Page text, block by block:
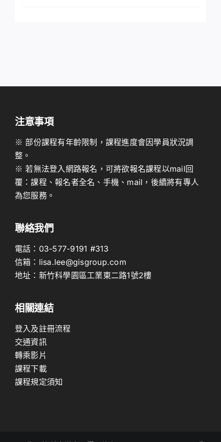
注意事項
※ 部份課程有年齡限制，課程進度會因學員狀況調
整。
※ 若無法登入網路報名，可將欲報名課程以mail回
覆：課程、報名者全名、手機、mail，後續將有專人
為您服務。
聯絡我們
電話： 03-577-9191 #313
信箱： lisa.lee@gisgroup.com
地址： 新竹科學園區工業東二路1號2樓
相關連結
登入及註冊流程
交通資訊
轉乘影片
課程下載
課程規定須知